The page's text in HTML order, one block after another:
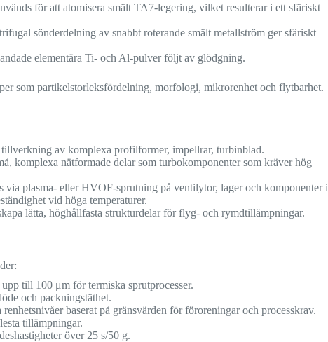
för att atomisera smält TA7-legering, vilket resulterar i ett sfäriskt
sönderdelning av snabbt roterande smält metallström ger sfäriskt
elementära Ti- och Al-pulver följt av glödgning.
som partikelstorleksfördelning, morfologi, mikrorenhet och flytbarhet.
av komplexa profilformer, impellrar, turbinblad.
komplexa nätformade delar som turbokomponenter som kräver hög
via plasma- eller HVOF-sprutning på ventilytor, lager och komponenter i
vid höga temperaturer.
lätta, höghållfasta strukturdelar för flyg- och rymdtillämpningar.
till 100 μm för termiska sprutprocesser.
och packningstäthet.
baserat på gränsvärden för föroreningar och processkrav.
tillämpningar.
över 25 s/50 g.